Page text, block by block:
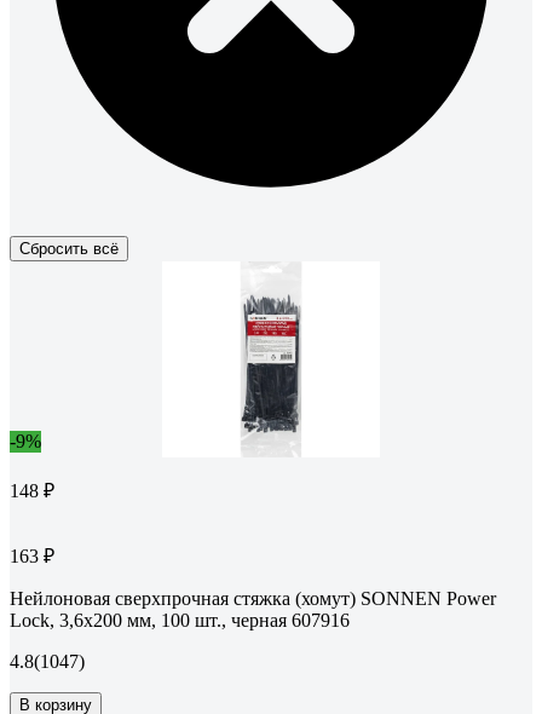
Сбросить всё
-9%
148 ₽
163 ₽
Нейлоновая сверхпрочная стяжка (хомут) SONNEN Power
Lock, 3,6x200 мм, 100 шт., черная 607916
4.8(1047)
В корзину